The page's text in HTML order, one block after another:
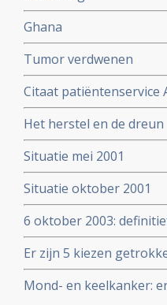
Ghana
Tumor verdwenen
Citaat patiëntenservice
Het herstel en de dreun
Situatie mei 2001
Situatie oktober 2001
6 oktober 2003:
bevestiging.
Er zijn 5 kiezen
zuurstof therapie.
Mond- en keelkanker: